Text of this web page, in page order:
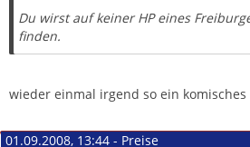
Du wirst auf keiner HP eines
finden.
wieder einmal irgend so ein komisches
01.09.2008, 13:44 - Preise